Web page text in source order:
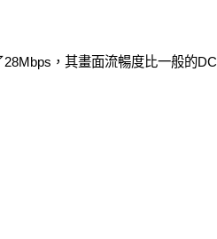
，其畫面流暢度比一般的DC